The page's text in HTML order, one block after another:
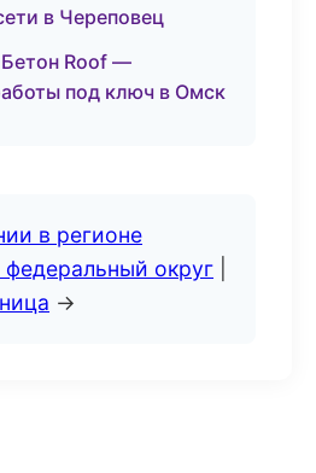
в Череповец
Roof —
под ключ в Омск
в регионе
округ
→